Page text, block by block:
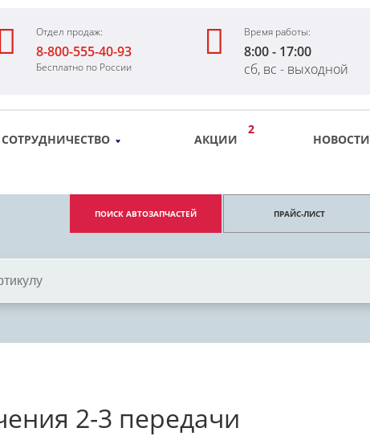
Отдел продаж:
8-800-555-40-93
Бесплатно по России
Время работы:
8:00 - 17:00
сб, вс - выходной
СОТРУДНИЧЕСТВО АКЦИИ
2
НОВОСТИ
ПОИСК АВТОЗАПЧАСТЕЙ ПРАЙС-ЛИСТ
2-3 передачи